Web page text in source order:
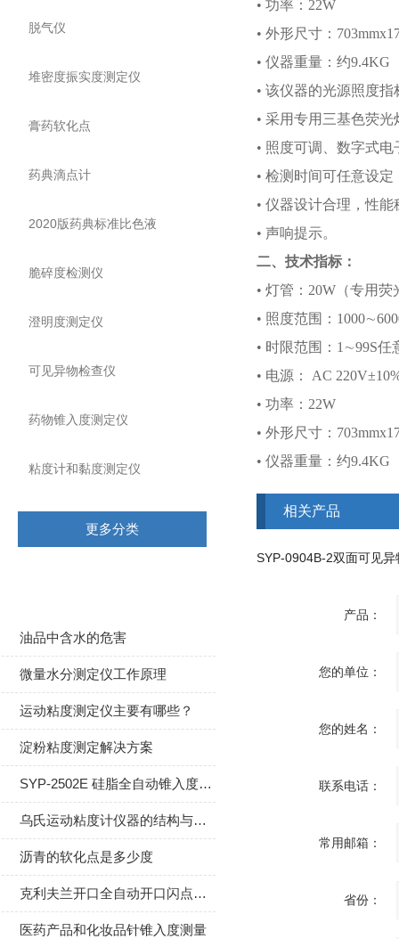
脱气仪
堆密度振实度测定仪
膏药软化点
药典滴点计
2020版药典标准比色液
脆碎度检测仪
澄明度测定仪
可见异物检查仪
药物锥入度测定仪
粘度计和黏度测定仪
更多分类
油品中含水的危害
微量水分测定仪工作原理
运动粘度测定仪主要有哪些？
淀粉粘度测定解决方案
SYP-2502E 硅脂全自动锥入度测定仪标准作业程序（SOP）
乌氏运动粘度计仪器的结构与主要规格
沥青的软化点是多少度
克利夫兰开口全自动开口闪点燃点试验仪使用方法
医药产品和化妆品针锥入度测量
• 功率：22W
• 外形尺寸：
• 仪器重量：约9.4KG
• 该仪器的光源照度
• 采用专用三基色荧
• 照度可调、数字式
• 检测时间可任意设
• 仪器设计合理，性
• 声响提示。
二、技术指标：
• 灯管：20W（专用荧
• 照度范围：
• 时限范围：1∼99S任
• 电源： AC
• 功率：22W
• 外形尺寸：
• 仪器重量：约9.4KG
相关产品
产品：
您的单位：
您的姓名：
联系电话：
常用邮箱：
省份：